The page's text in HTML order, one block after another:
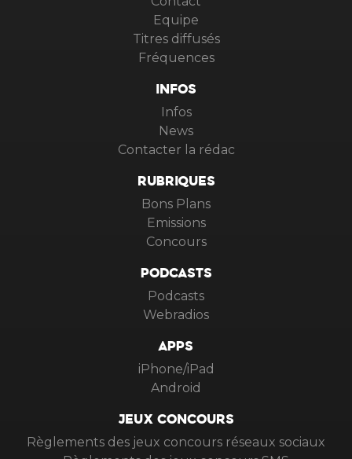
Equipe
Titres diffusés
Fréquences
INFOS
Infos
News
Contacter la rédac
RUBRIQUES
Bons Plans
Emissions
Concours
PODCASTS
Podcasts
Webradios
APPS
iPhone/iPad
Android
JEUX CONCOURS
Règlements des jeux concours réseaux sociaux